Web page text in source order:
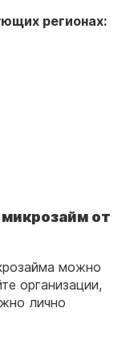
регионах:
от
можно
организации,
лично